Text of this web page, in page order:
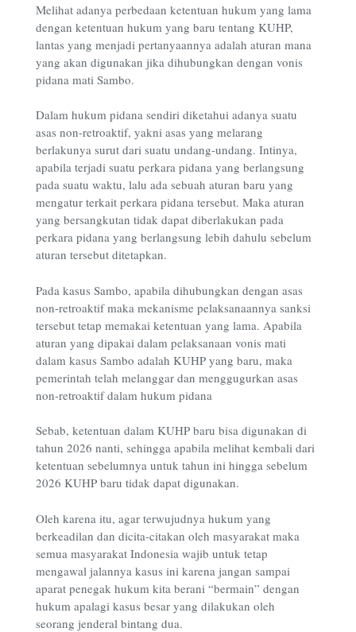
Melihat adanya perbedaan ketentuan hukum yang lama
dengan ketentuan hukum yang baru tentang KUHP,
lantas yang menjadi pertanyaannya adalah aturan mana
yang akan digunakan jika dihubungkan dengan vonis
pidana mati Sambo.
Dalam hukum pidana sendiri diketahui adanya suatu
asas non-retroaktif, yakni asas yang melarang
berlakunya surut dari suatu undang-undang. Intinya,
apabila terjadi suatu perkara pidana yang berlangsung
pada suatu waktu, lalu ada sebuah aturan baru yang
mengatur terkait perkara pidana tersebut. Maka aturan
yang bersangkutan tidak dapat diberlakukan pada
perkara pidana yang berlangsung lebih dahulu sebelum
aturan tersebut ditetapkan.
Pada kasus Sambo, apabila dihubungkan dengan asas
non-retroaktif maka mekanisme pelaksanaannya sanksi
tersebut tetap memakai ketentuan yang lama. Apabila
aturan yang dipakai dalam pelaksanaan vonis mati
dalam kasus Sambo adalah KUHP yang baru, maka
pemerintah telah melanggar dan menggugurkan asas
non-retroaktif dalam hukum pidana
Sebab, ketentuan dalam KUHP baru bisa digunakan di
tahun 2026 nanti, sehingga apabila melihat kembali dari
ketentuan sebelumnya untuk tahun ini hingga sebelum
2026 KUHP baru tidak dapat digunakan.
Oleh karena itu, agar terwujudnya hukum yang
berkeadilan dan dicita-citakan oleh masyarakat maka
semua masyarakat Indonesia wajib untuk tetap
mengawal jalannya kasus ini karena jangan sampai
aparat penegak hukum kita berani “bermain” dengan
hukum apalagi kasus besar yang dilakukan oleh
seorang jenderal bintang dua.